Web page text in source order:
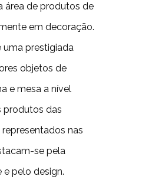
área de produtos de
em decoração.
uma prestigiada
objetos de
e mesa a nível
produtos das
nas
se pela
e pelo design.